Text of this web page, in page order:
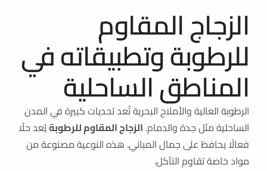
الزجاج المقاوم
للرطوبة وتطبيقاته في
المناطق الساحلية
الرطوبة العالية والأملاح البحرية تُعد تحديات كبيرة في المدن
الساحلية مثل جدة والدمام. الزجاج المقاوم للرطوبةيُعد حلًا
فعالًا يحافظ على جمال المباني. هذه النوعية مصنوعة من
مواد خاصة تقاوم التآكل.